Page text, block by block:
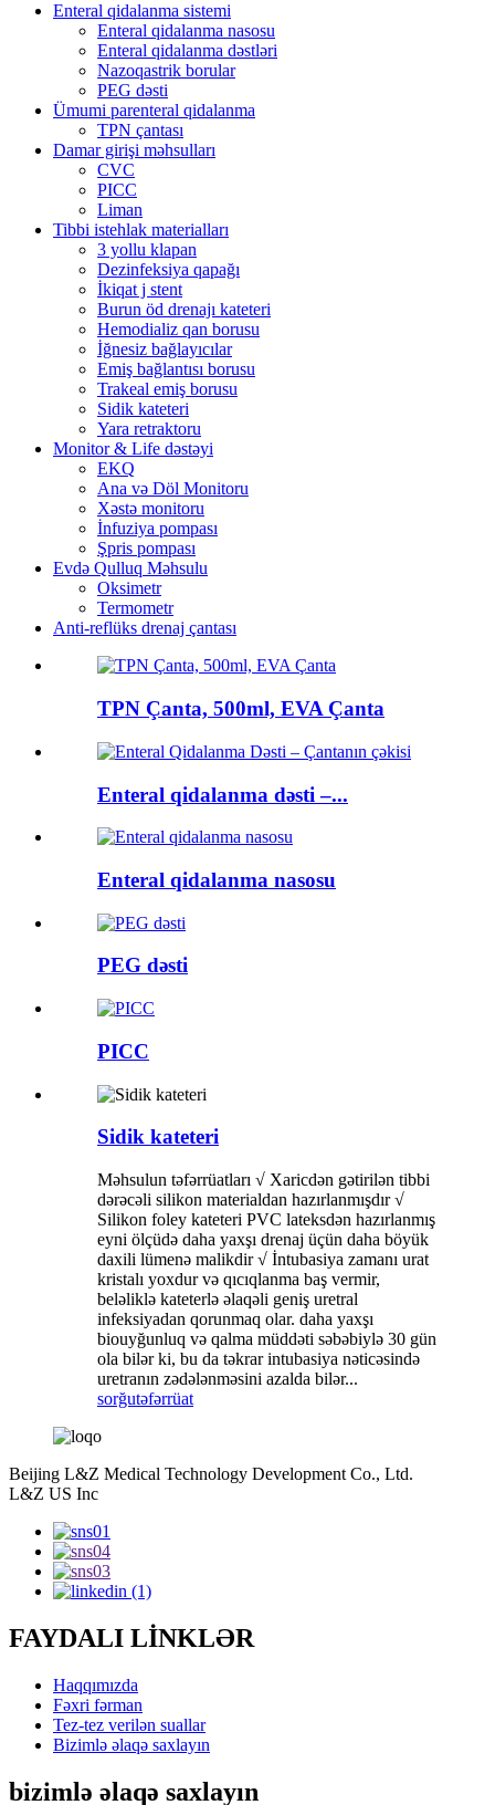
Enteral qidalanma sistemi
Enteral qidalanma nasosu
Enteral qidalanma dəstləri
Nazoqastrik borular
PEG dəsti
Ümumi parenteral qidalanma
TPN çantası
Damar girişi məhsulları
CVC
PICC
Liman
Tibbi istehlak materialları
3 yollu klapan
Dezinfeksiya qapağı
İkiqat j stent
Burun öd drenajı kateteri
Hemodializ qan borusu
İğnesiz bağlayıcılar
Emiş bağlantısı borusu
Trakeal emiş borusu
Sidik kateteri
Yara retraktoru
Monitor & Life dəstəyi
EKQ
Ana və Döl Monitoru
Xəstə monitoru
İnfuziya pompası
Şpris pompası
Evdə Qulluq Məhsulu
Oksimetr
Termometr
Anti-reflüks drenaj çantası
TPN Çanta, 500ml, EVA Çanta
Enteral qidalanma dəsti –...
Enteral qidalanma nasosu
PEG dəsti
PICC
Sidik kateteri
Məhsulun təfərrüatları √ Xaricdən gətirilən tibbi
dərəcəli silikon materialdan hazırlanmışdır √
Silikon foley kateteri PVC lateksdən hazırlanmış
eyni ölçüdə daha yaxşı drenaj üçün daha böyük
daxili lümenə malikdir √ İntubasiya zamanı urat
kristalı yoxdur və qıcıqlanma baş vermir,
beləliklə kateterlə əlaqəli geniş uretral
infeksiyadan qorunmaq olar. daha yaxşı
biouyğunluq və qalma müddəti səbəbiylə 30 gün
ola bilər ki, bu da təkrar intubasiya nəticəsində
uretranın zədələnməsini azalda bilər...
sorğutəfərrüat
Beijing L&Z Medical Technology Development Co., Ltd.
L&Z US Inc
FAYDALI LİNKLƏR
Haqqımızda
Fəxri fərman
Tez-tez verilən suallar
Bizimlə əlaqə saxlayın
bizimlə əlaqə saxlayın